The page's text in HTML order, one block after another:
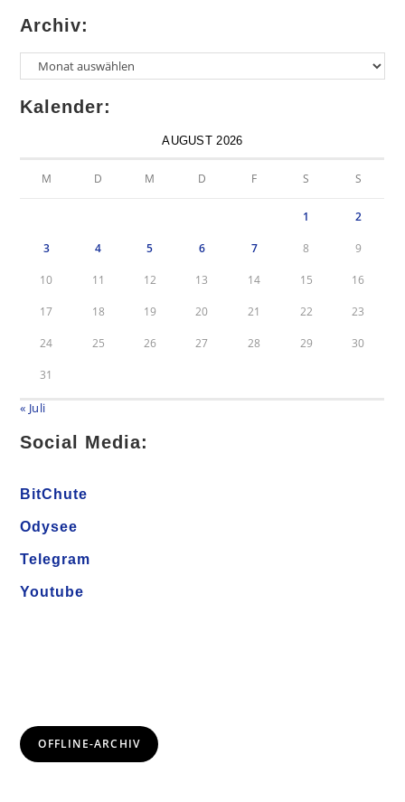
Archiv:
Kalender:
AUGUST 2026
M D M D F S S
1 2
3 4 5 6 7 8 9
10 11 12 13 14 15 16
17 18 19 20 21 22 23
24 25 26 27 28 29 30
31
« Juli
Social Media:
BitChute
Odysee
Telegram
Youtube
OFFLINE-ARCHIV